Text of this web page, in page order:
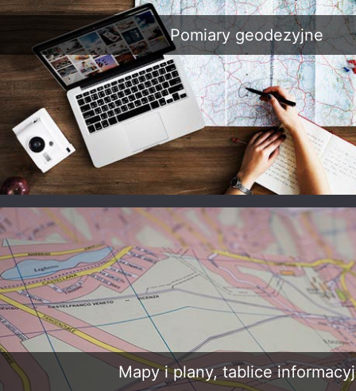
Cmentarz Komunalny
w Ropience Dolnej
Cmentarz Parafialny
w Kaniem
Cmentarz Komunalny
Małopolskim
Cmentarz parafialny
Cmentarz Parafialny
w Pstroszycach
Cmentarz Komunalny
w Pastewniku
Pomiary geodezyjne
Mapy i plany, tablice